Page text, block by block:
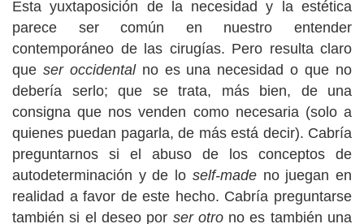
Esta yuxtaposición de la necesidad y la estética
parece ser común en nuestro entender
contemporáneo de las cirugías. Pero resulta claro
que ser occidentalno es una necesidad o que no
debería serlo; que se trata, más bien, de una
consigna que nos venden como necesaria (solo a
quienes puedan pagarla, de más está decir). Cabría
preguntarnos si el abuso de los conceptos de
autodeterminación y de lo self-madeno juegan en
realidad a favor de este hecho. Cabría preguntarse
también si el deseo por ser otrono es también una